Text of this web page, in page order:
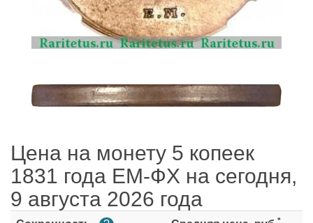
Цена на монету 5 копеек
1831 года ЕМ-ФХ на сегодня,
9 августа 2026 года